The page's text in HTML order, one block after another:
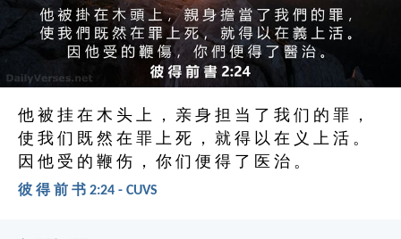
他 被 挂 在 木 头 上 ， 亲 身 担 当 了 我 们 的 罪 ，
使 我 们 既 然 在 罪 上 死 ， 就 得 以 在 义 上 活 。
因 他 受 的 鞭 伤 ， 你 们 便 得 了 医 治 。
彼 得 前 书 2:24 - CUVS